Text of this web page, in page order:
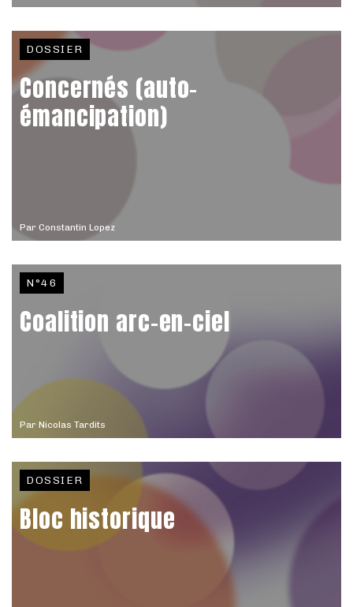
Par Constantin Lopez
DOSSIER
Concernés (auto-
émancipation)
Par Nicolas Tardits
N°46
Coalition arc-en-ciel
DOSSIER
Bloc historique